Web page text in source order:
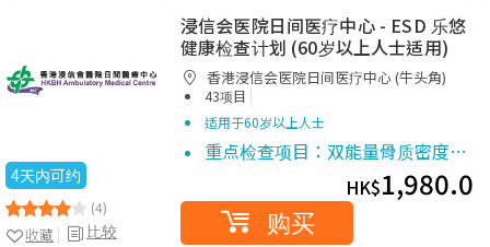
4天内可约
(4)
比较
收藏
浸信会医院日间医疗中心 - ESD 乐悠
健康检查计划 (60岁以上人士适用)
香港浸信会医院日间医疗中心 (牛头角)
43项目 |
适用于60岁以上人士
重点检查项目：双能量骨质密度…
HK$1,980.0
购买